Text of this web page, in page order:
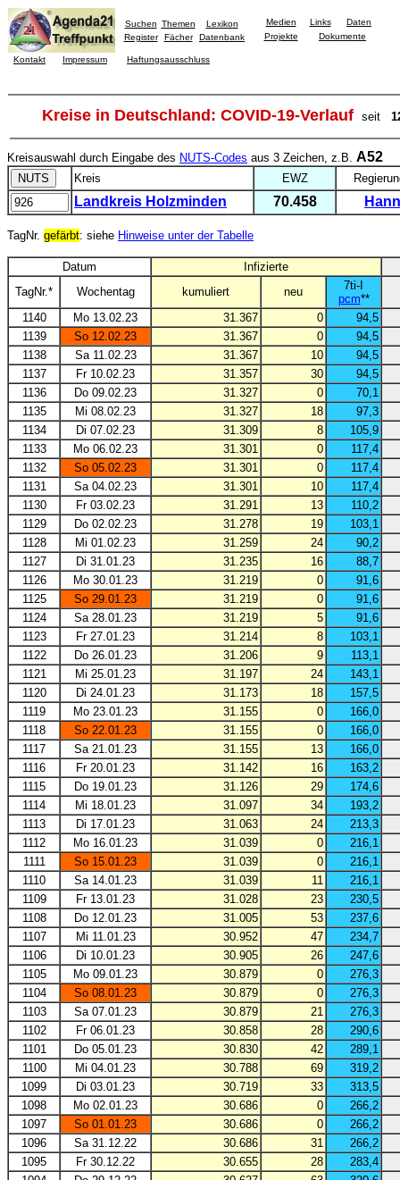
Suchen Themen
Lexikon
Register
Fächer Datenbank
Medien Links
Daten
Projekte
Dokumente
Kontakt Impressum Haftungsausschluss
Kreise in Deutschland: COVID-19-Verlauf seit
Kreisauswahl durch Eingabe des NUTS-Codes aus 3 Zeichen, z.B. A52
Kreis EWZ
Landkreis Holzminden 70.458
TagNr. gefärbt: siehe Hinweise unter der Tabelle
Datum
Infizierte
TagNr.*
Wochentag kumuliert neu
7ti-I
pcm**
1140
Mo 13.02.23 31.367 0
94,5
1139
So 12.02.23 31.367 0
94,5
1138
Sa 11.02.23 31.367 10
94,5
1137
Fr 10.02.23 31.357 30
94,5
1136
Do 09.02.23 31.327 0
70,1
1135
Mi 08.02.23 31.327 18
97,3
1134
Di 07.02.23 31.309 8
105,9
1133
Mo 06.02.23 31.301 0
117,4
1132
So 05.02.23 31.301 0
117,4
1131
Sa 04.02.23 31.301 10
117,4
1130
Fr 03.02.23 31.291 13
110,2
1129
Do 02.02.23 31.278 19
103,1
1128
Mi 01.02.23 31.259 24
90,2
1127
Di 31.01.23 31.235 16
88,7
1126
Mo 30.01.23 31.219 0
91,6
1125
So 29.01.23 31.219 0
91,6
1124
Sa 28.01.23 31.219 5
91,6
1123
Fr 27.01.23 31.214 8
103,1
1122
Do 26.01.23 31.206 9
113,1
1121
Mi 25.01.23 31.197 24
143,1
1120
Di 24.01.23 31.173 18
157,5
1119
Mo 23.01.23 31.155 0
166,0
1118
So 22.01.23 31.155 0
166,0
1117
Sa 21.01.23 31.155 13
166,0
1116
Fr 20.01.23 31.142 16
163,2
1115
Do 19.01.23 31.126 29
174,6
1114
Mi 18.01.23 31.097 34
193,2
1113
Di 17.01.23 31.063 24
213,3
1112
Mo 16.01.23 31.039 0
216,1
1111
So 15.01.23 31.039 0
216,1
1110
Sa 14.01.23 31.039 11
216,1
1109
Fr 13.01.23 31.028 23
230,5
1108
Do 12.01.23 31.005 53
237,6
1107
Mi 11.01.23 30.952 47
234,7
1106
Di 10.01.23 30.905 26
247,6
1105
Mo 09.01.23 30.879 0
276,3
1104
So 08.01.23 30.879 0
276,3
1103
Sa 07.01.23 30.879 21
276,3
1102
Fr 06.01.23 30.858 28
290,6
1101
Do 05.01.23 30.830 42
289,1
1100
Mi 04.01.23 30.788 69
319,2
1099
Di 03.01.23 30.719 33
313,5
1098
Mo 02.01.23 30.686 0
266,2
1097
So 01.01.23 30.686 0
266,2
1096
Sa 31.12.22 30.686 31
266,2
1095
Fr 30.12.22 30.655 28
283,4